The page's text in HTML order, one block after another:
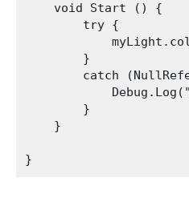
    void Start () {
        try {
        }
catch
        }
    }